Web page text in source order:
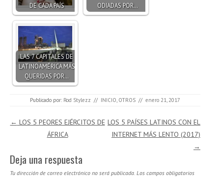
DE CADA PAÍS
ODIADAS POR…
LAS 7 CAPITALES DE
LATINOAMÉRICA MÁS
QUERIDAS POR…
Publicado por: Rod Stylezz // INICIO OTROS // enero 21, 2017
Navegación de entradas
← LOS 5 PEORES EJÉRCITOS DE
ÁFRICA
LOS 5 PAÍSES LATINOS CON EL
INTERNET MÁS LENTO (2017)
→
Deja una respuesta
Tu dirección de correo electrónico no será publicada. Los campos obligatorios